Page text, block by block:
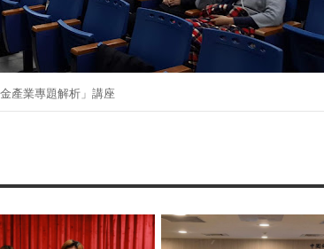
產業專題解析」講座